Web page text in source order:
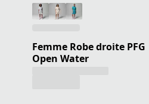
Femme Robe droite PFG
Open Water